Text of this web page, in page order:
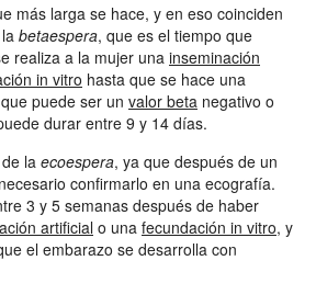
más larga se hace, y en eso coinciden
betaespera, que es el tiempo que
realiza a la mujer una inseminación
in vitro hasta que se hace una
puede ser un valor beta negativo o
durar entre 9 y 14 días.
la ecoespera, ya que después de un
confirmarlo en una ecografía.
3 y 5 semanas después de haber
artificial o una fecundación in vitro, y
el embarazo se desarrolla con